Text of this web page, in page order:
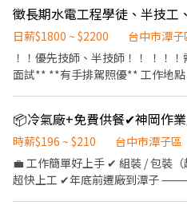
作 】⭐️~~♥~~♥~~╝
金❤️ 滿1個月可領1000元/次;滿3
3000元/次 - ✅【工作環境】冷氣房
心就業】享有勞保.健保.團保.特休.
日誤餐費80塊.假日100塊 ✅【免
先按 【 我 要 應 徵 】 投遞履歷➡
應徵方式 】⭐️~~♥~~♥~~╗ ↓↓
話:0933670253 ☎️加賴詢問
https://lin.ee/Y30dLdb
⭐️~~♥~~♥~~╝
徵長期水電工程學徒、半技工
日薪$1800 ~ $2200
台中市潭子
！！優先技師、半技師！！ ！！
面試** **有手排駕照優** 工作地點：依工程配合可能有所不同 工作
裝、火警消防設備安裝 4.按照藍
維修及電器設備安裝
時薪$196 ~ $210
台中市潭子區
💼 工作簡單好上手 ✔ 組裝 / 包裝
超快上工 ✔年底前遷廠到潭子 ⸻